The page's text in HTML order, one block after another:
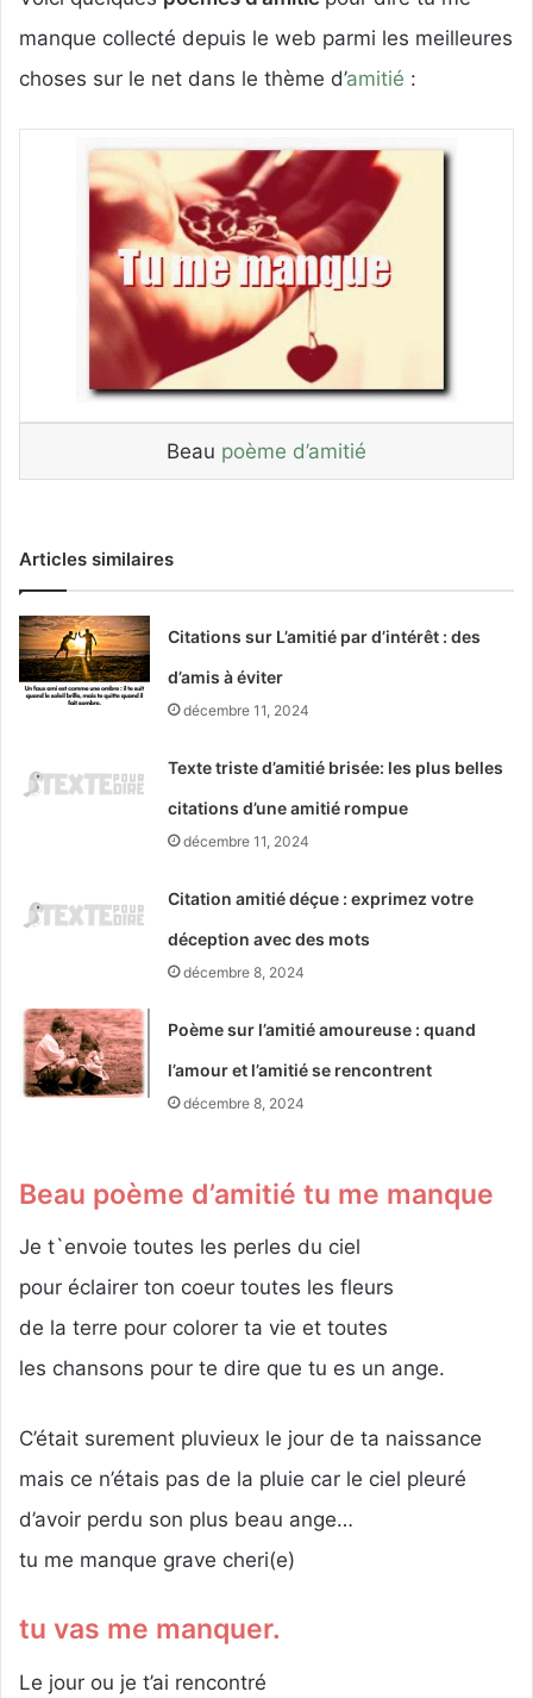
manque collecté depuis le web parmi les meilleures
choses sur le net dans le thème d’amitié :
Beau poème d’amitié
Articles similaires
Citations sur L’amitié par d’intérêt : des
d’amis à éviter
décembre 11, 2024
Texte triste d’amitié brisée: les plus belles
citations d’une amitié rompue
décembre 11, 2024
Citation amitié déçue : exprimez votre
déception avec des mots
décembre 8, 2024
Poème sur l’amitié amoureuse : quand
l’amour et l’amitié se rencontrent
décembre 8, 2024
Beau poème d’amitié tu me manque
Je t`envoie toutes les perles du ciel
pour éclairer ton coeur toutes les fleurs
de la terre pour colorer ta vie et toutes
les chansons pour te dire que tu es un ange.
C’était surement pluvieux le jour de ta naissance
mais ce n’étais pas de la pluie car le ciel pleuré
d’avoir perdu son plus beau ange…
tu me manque grave cheri(e)
tu vas me manquer.
Le jour ou je t’ai rencontré